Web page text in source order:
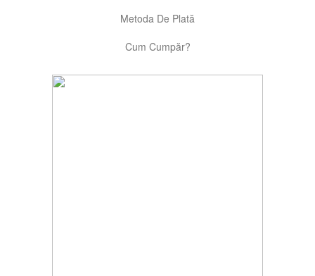
Metoda De Plată
Cum Cumpăr?